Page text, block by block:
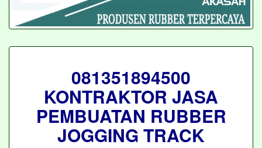
081351894500
KONTRAKTOR JASA
PEMBUATAN RUBBER
JOGGING TRACK